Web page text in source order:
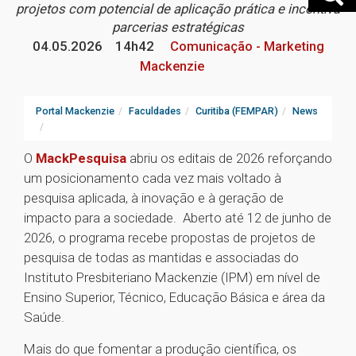
projetos com potencial de aplicação prática e incentiva
parcerias estratégicas
04.05.2026
14h42
Comunicação - Marketing
Mackenzie
Portal Mackenzie Faculdades Curitiba (FEMPAR) News
O MackPesquisa abriu os editais de 2026 reforçando
um posicionamento cada vez mais voltado à
pesquisa aplicada, à inovação e à geração de
impacto para a sociedade. Aberto até 12 de junho de
2026, o programa recebe propostas de projetos de
pesquisa de todas as mantidas e associadas do
Instituto Presbiteriano Mackenzie (IPM) em nível de
Ensino Superior, Técnico, Educação Básica e área da
Saúde.
Mais do que fomentar a produção científica, os